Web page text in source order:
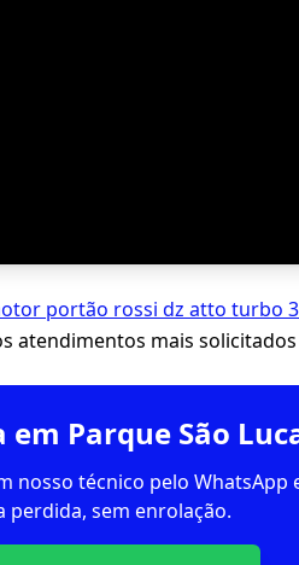
portão rossi dz atto turbo
atendimentos mais solicitados
em Parque São
nosso técnico pelo
perdida, sem enrolação.